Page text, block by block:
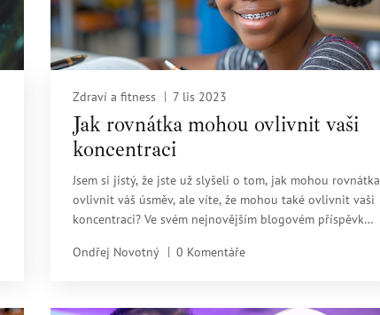
Zdraví a fitness 7 lis 2023
Jak rovnátka mohou ovlivnit vaši
koncentraci
Jsem si jistý, že jste už slyšeli o tom, jak mohou rovnátka
ovlivnit váš úsměv, ale víte, že mohou také ovlivnit vaši
koncentraci? Ve svém nejnovějším blogovém příspěvku
Prozkoumáme, jak rovnátka mohou ovlivnit vaše
Ondřej Novotný 0 Komentáře